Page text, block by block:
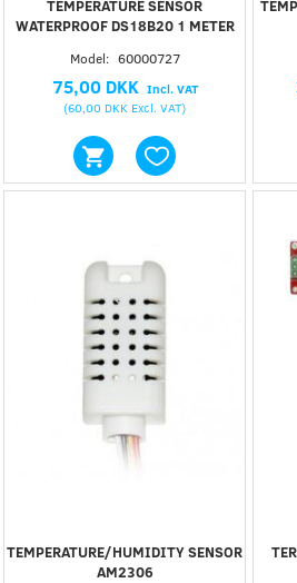
TEMPERATURE SENSOR
WATERPROOF DS18B20 1 METER
Model: 60000727
75,00 DKK Incl. VAT
(60,00 DKK Excl. VAT)
TEMPERATURE/HUMIDITY SENSOR
AM2306